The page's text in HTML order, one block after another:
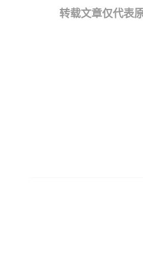
转载文章仅代表